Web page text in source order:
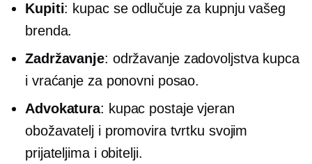
Kupiti: kupac se odlučuje za kupnju vašeg
brenda.
Zadržavanje: održavanje zadovoljstva kupca
i vraćanje za ponovni posao.
Advokatura: kupac postaje vjeran
obožavatelj i promovira tvrtku svojim
prijateljima i obitelji.